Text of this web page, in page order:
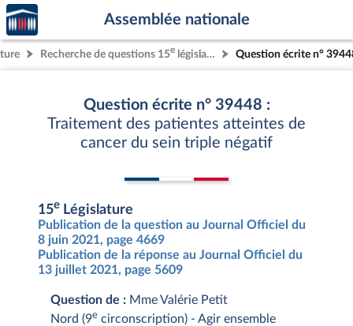
Aller au contenu
Aller en bas de la page
Accèder
à la
page
d'accueil
Assemblée nationale
Recherche de questions 15e législature Question écrite n°
Question écrite n° 39448 :
Traitement des patientes atteintes de
cancer du sein triple négatif
15e Législature
Publication de la question au Journal Officiel du
8 juin 2021, page 4669
Publication de la réponse au Journal Officiel du
13 juillet 2021, page 5609
Question de : Mme Valérie Petit
Nord (9e circonscription) - Agir ensemble